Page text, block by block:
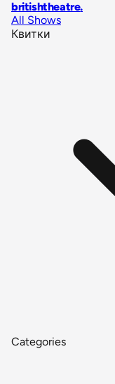
britishtheatre.
All Shows
Квитки
Categories